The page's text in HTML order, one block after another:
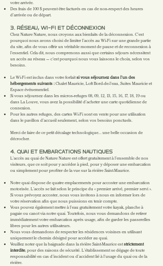
votre arrivée.
Des frais de 100 $ peuvent être facturés en cas de non-respect des heures
d’arrivée ou de départ.
3. RÉSEAU, WI-FI ET DÉCONNEXION
Chez Nature Nature, nous croyons aux bienfaits de la déconnexion. C’est
pourquoi nous avons choisi de limiter l’accès au Wi-Fi sur une grande partie
du site, afin de vous offrir un véritable moment de pause et de reconnexion à
l’essentiel. Cela dit, nous comprenons aussi que certains séjours nécessitent
un accès au réseau — c’est pourquoi nous vous laissons le choix, selon vos
besoins.
Le Wi-Fi est inclus dans votre forfaitsi vous séjournez dans l’un des
hébergements suivants :Chalet Mauricie, Loft Bord-de-l’eau, Suites Mauricie et
Espace événementiel.
Si vous séjournez dans les micros-refuges 08, 09, 12, 13, 15, 16, 17, 18, 19 ou
dans La Louve, vous avez la possibilité d’acheter une carte quotidienne de
connexion.
Pour les autres refuges, des cartes Wi-Fi sont en vente pour une utilisation
dans le pavillon d’accueil seulement, selon vos besoins ponctuels.
Merci de faire de ce petit décalage technologique… une belle occasion de
décrocher.
4. QUAI ET EMBARCATIONS NAUTIQUES
L’accès au quai de Nature Nature est offert gratuitement à l’ensemble de nos
visiteurs, que ce soit pour y accéder à pied, pour y déposer une embarcation
ou simplement pour profiter de la vue sur la rivière Saint-Maurice.
Notre quai dispose de quatre emplacements pour accoster une embarcation
motorisée. L’accès se fait selon le principe du « premier arrivé, premier servi ».
Si vous prévoyez accoster, nous vous invitons à nous en informer lors de
votre réservation afin que nous puissions en tenir compte.
Vous pouvez également mettre à l’eau gratuitement votre kayak, planche à
pagaie ou canot via notre quai. Toutefois, nous vous demandons de retirer
immédiatement votre embarcation après usage, afin de garder les passerelles
libres pour les autres utilisateurs.
Nous vous demandons de respecter les résidences voisines en utilisant
uniquement le chemin désigné pour accéder au quai.
Veuillez noter que la baignade dans la rivière Saint-Maurice eststrictement
interdite, pour des raisons de sécurité. L’établissement se dégage de toute
responsabilité en cas d’incident ou d’accident lié à l’usage du quai ou de la
rivière.